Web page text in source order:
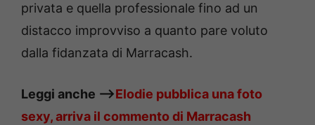
privata e quella professionale fino ad un
distacco improvviso a quanto pare voluto
dalla fidanzata di Marracash.
Leggi anche —->Elodie pubblica una foto
sexy, arriva il commento di Marracash